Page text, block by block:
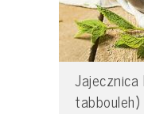
tabbouleh)